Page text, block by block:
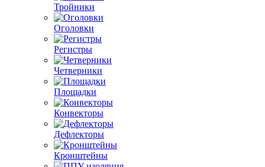
Тройники
Оголовки
Регистры
Четверники
Площадки
Конвекторы
Дефлекторы
Кронштейны